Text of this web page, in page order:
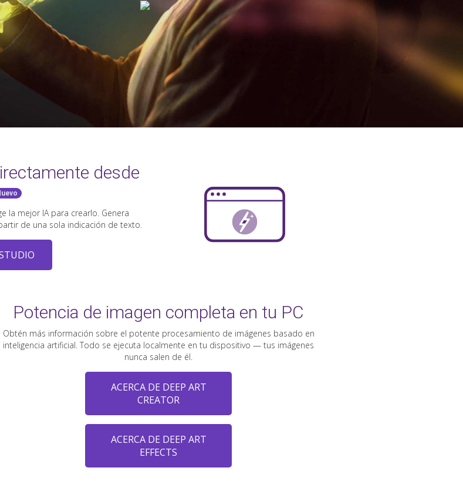
desde
la mejor IA para crearlo. Genera
de una sola indicación de texto.
Potencia de imagen completa en tu PC
Obtén más información sobre el potente procesamiento de imágenes basado en
inteligencia artificial. Todo se ejecuta localmente en tu dispositivo — tus imágenes
nunca salen de él.
ACERCA DE DEEP ART
CREATOR
ACERCA DE DEEP ART
EFFECTS